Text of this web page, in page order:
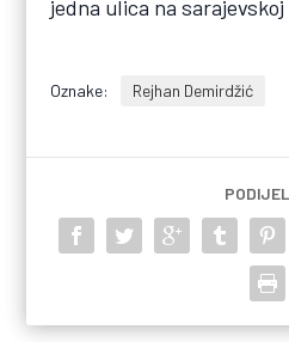
jedna ulica na
Oznake: Rejhan Demirdžić